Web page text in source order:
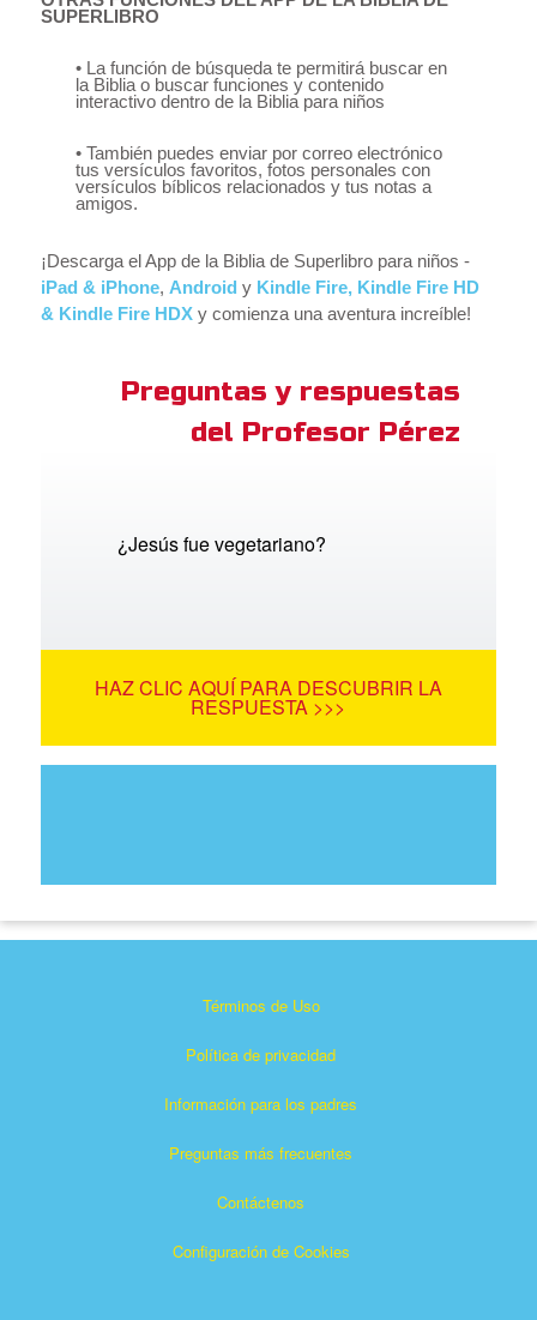
SUPERLIBRO
• La función de búsqueda te permitirá buscar en
la Biblia o buscar funciones y contenido
interactivo dentro de la Biblia para niños
• También puedes enviar por correo electrónico
tus versículos favoritos, fotos personales con
versículos bíblicos relacionados y tus notas a
amigos.
¡Descarga el App de la Biblia de Superlibro para niños -
iPad & iPhone, Android y Kindle Fire, Kindle Fire HD
& Kindle Fire HDX y comienza una aventura increíble!
Preguntas y respuestas
del Profesor Pérez
¿Jesús fue vegetariano?
HAZ CLIC AQUÍ PARA DESCUBRIR LA
RESPUESTA >>>
Términos de Uso
Política de privacidad
Información para los padres
Preguntas más frecuentes
Contáctenos
Configuración de Cookies